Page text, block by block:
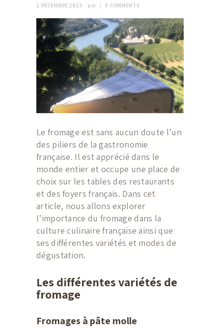
ACCUEIL
1 DÉCEMBRE 2023 par 0 COMMENTS
Le fromage est sans aucun doute l’un
des piliers de la gastronomie
française. Il est apprécié dans le
monde entier et occupe une place de
choix sur les tables des restaurants
et des foyers français. Dans cet
article, nous allons explorer
l’importance du fromage dans la
culture culinaire française ainsi que
ses différentes variétés et modes de
dégustation.
Les différentes variétés de
fromage
Fromages à pâte molle